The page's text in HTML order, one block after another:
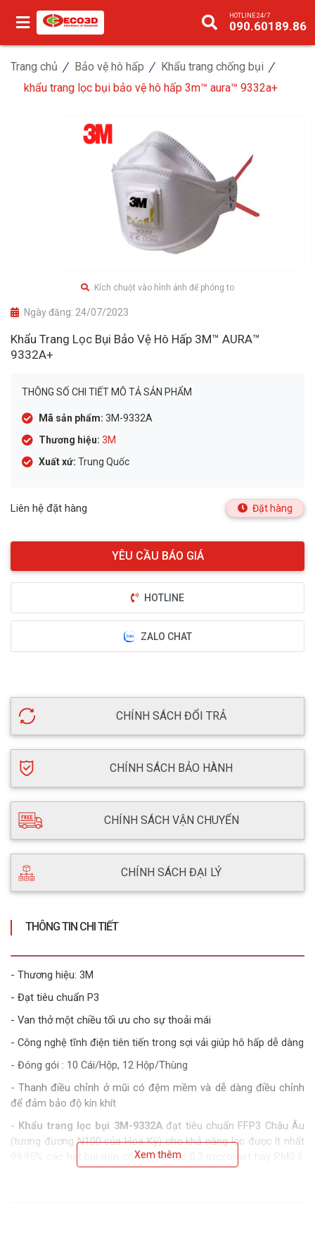
HOTLINE 24/7
090.60189.86
Trang chủ Bảo vệ hô hấp
Khẩu trang chống bụi
khẩu trang lọc bụi bảo vệ hô hấp 3m™ aura™ 9332a+
Kích chuột vào hình ảnh để phóng to
Ngày đăng: 24/07/2023
Khẩu Trang Lọc Bụi Bảo Vệ Hô Hấp 3M™ AURA™
9332A+
THÔNG SỐ CHI TIẾT MÔ TẢ SẢN PHẨM
Mã sản phẩm: 3M-9332A
Thương hiệu: 3M
Xuất xứ: Trung Quốc
Liên hệ đặt hàng Đặt hàng
HOTLINE
ZALO CHAT
CHÍNH SÁCH ĐỔI TRẢ
CHÍNH SÁCH BẢO HÀNH
CHÍNH SÁCH VẬN CHUYỂN
CHÍNH SÁCH ĐẠI LÝ
THÔNG TIN CHI TIẾT
- Thương hiệu: 3M
- Đạt tiêu chuẩn P3
- Van thở một chiều tối ưu cho sự thoải mái
- Công nghệ tĩnh điện tiên tiến trong sợi vải giúp hô hấp dễ dàng
- Đóng gói : 10 Cái/Hộp, 12 Hộp/Thùng
- Thanh điều chỉnh ở mũi có đệm mềm và dễ dàng điều chỉnh
để đảm bảo độ kín khít
- Khẩu trang lọc bụi 3M-9332Ađạt tiêu chuẩn FFP3 Châu Âu
(tương đương N100 của Hoa Kỳ) cho khả năng lọc được ít nhất
99.95% các hạt bụi mịn có kích thước 0.3 micromet hay PM0.3,
Xem thêm